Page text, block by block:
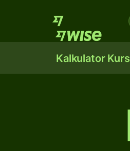
Kalkulator Kurs